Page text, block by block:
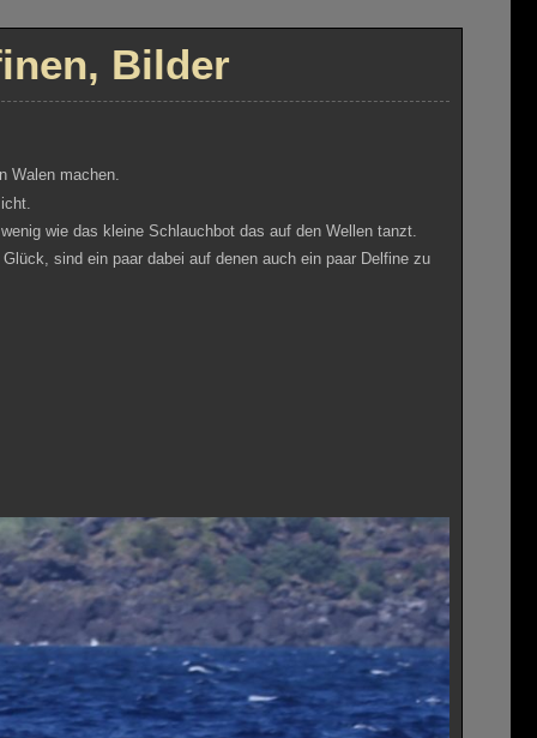
Bilder
Walen machen.
wie das kleine Schlauchbot das auf den Wellen tanzt.
sind ein paar dabei auf denen auch ein paar Delfine zu